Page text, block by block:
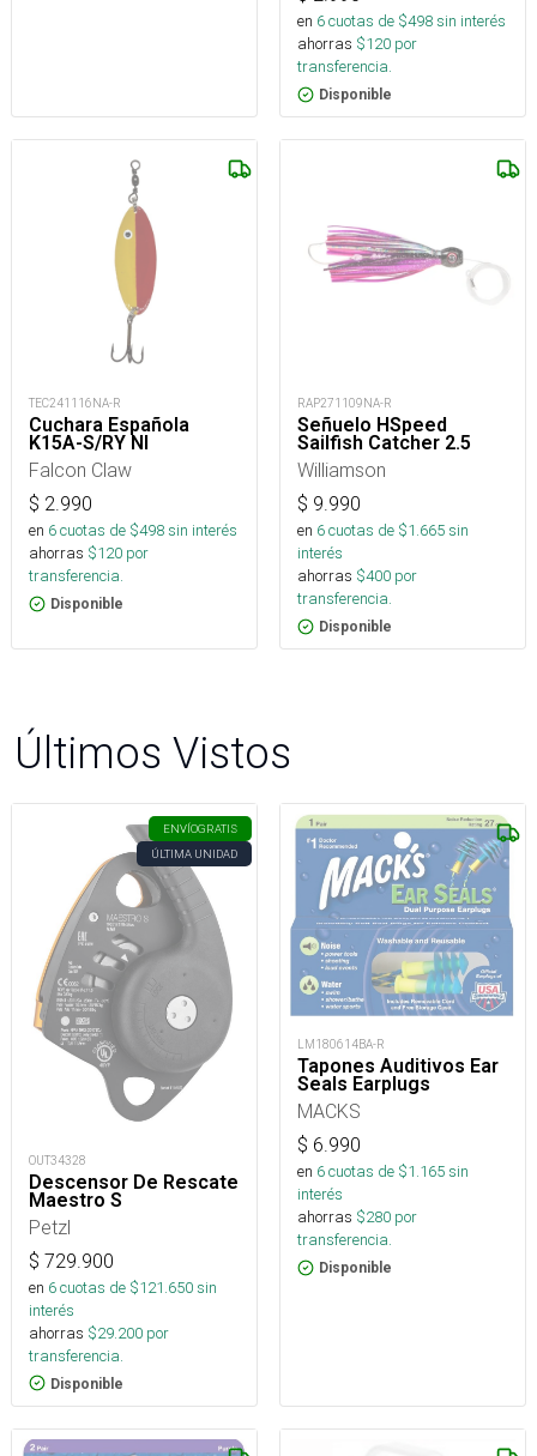
en 6cuotas de $498sin interés
ahorras $120 por
transferencia.
Disponible
TEC241116NA-R
Cuchara Española
K15A-S/RY NI
Falcon Claw
$ 2.990
en 6cuotas de $498sin interés
ahorras $120 por
transferencia.
Disponible
RAP271109NA-R
Señuelo HSpeed
Sailfish Catcher 2.5
Williamson
$ 9.990
en 6cuotas de $1.665sin
interés
ahorras $400 por
transferencia.
Disponible
Últimos Vistos
ENVÍOGRATIS
ÚLTIMA UNIDAD
OUT34328
Descensor De Rescate
Maestro S
Petzl
$ 729.900
en 6cuotas de $121.650sin
interés
ahorras $29.200 por
transferencia.
Disponible
LM180614BA-R
Tapones Auditivos Ear
Seals Earplugs
MACKS
$ 6.990
en 6cuotas de $1.165sin
interés
ahorras $280 por
transferencia.
Disponible